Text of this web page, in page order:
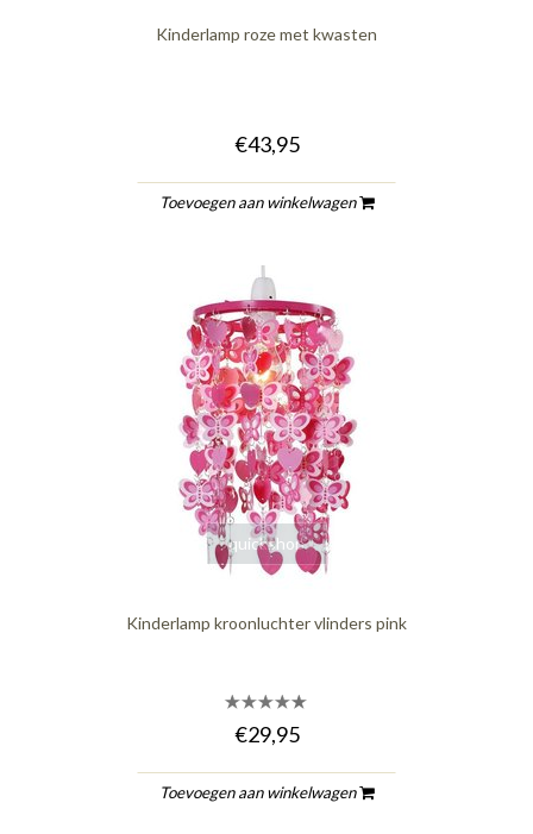
Kinderlamp roze met kwasten
€43,95
Toevoegen aan winkelwagen
quickshop
Kinderlamp kroonluchter vlinders pink
€29,95
Toevoegen aan winkelwagen